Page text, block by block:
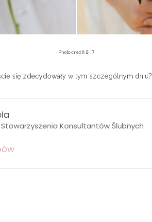
Photo credit 6i 7
się zdecydowały w tym szczególnym dniu?
Stowarzyszenia Konsultantów Ślubnych